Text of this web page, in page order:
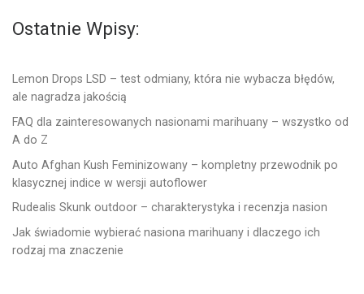
Ostatnie Wpisy:
Lemon Drops LSD – test odmiany, która nie wybacza błędów,
ale nagradza jakością
FAQ dla zainteresowanych nasionami marihuany – wszystko od
A do Z
Auto Afghan Kush Feminizowany – kompletny przewodnik po
klasycznej indice w wersji autoflower
Rudealis Skunk outdoor – charakterystyka i recenzja nasion
Jak świadomie wybierać nasiona marihuany i dlaczego ich
rodzaj ma znaczenie